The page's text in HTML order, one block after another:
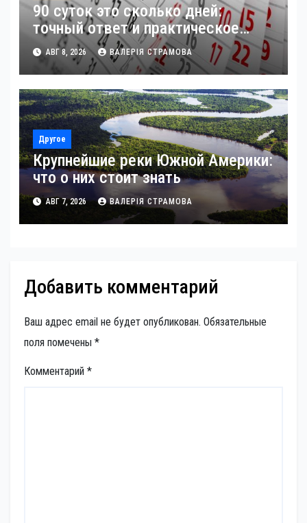
90 суток это сколько дней:
точный ответ и практическое
применение
АВГ 8, 2026 ВАЛЕРІЯ СТРАМОВА
Другое
Крупнейшие реки Южной Америки:
что о них стоит знать
АВГ 7, 2026 ВАЛЕРІЯ СТРАМОВА
Добавить комментарий
Ваш адрес email не будет опубликован. Обязательные
поля помечены *
Комментарий *